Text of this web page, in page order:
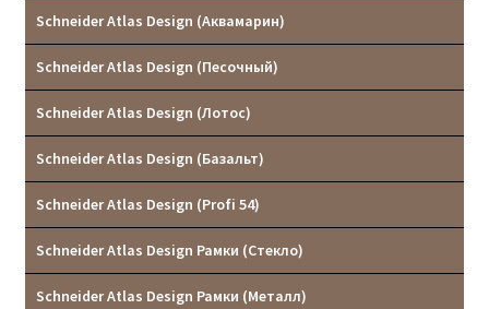
Schneider Atlas Design (Аквамарин)
Schneider Atlas Design (Песочный)
Schneider Atlas Design (Лотос)
Schneider Atlas Design (Базальт)
Schneider Atlas Design (Profi 54)
Schneider Atlas Design Рамки (Стекло)
Schneider Atlas Design Рамки (Металл)